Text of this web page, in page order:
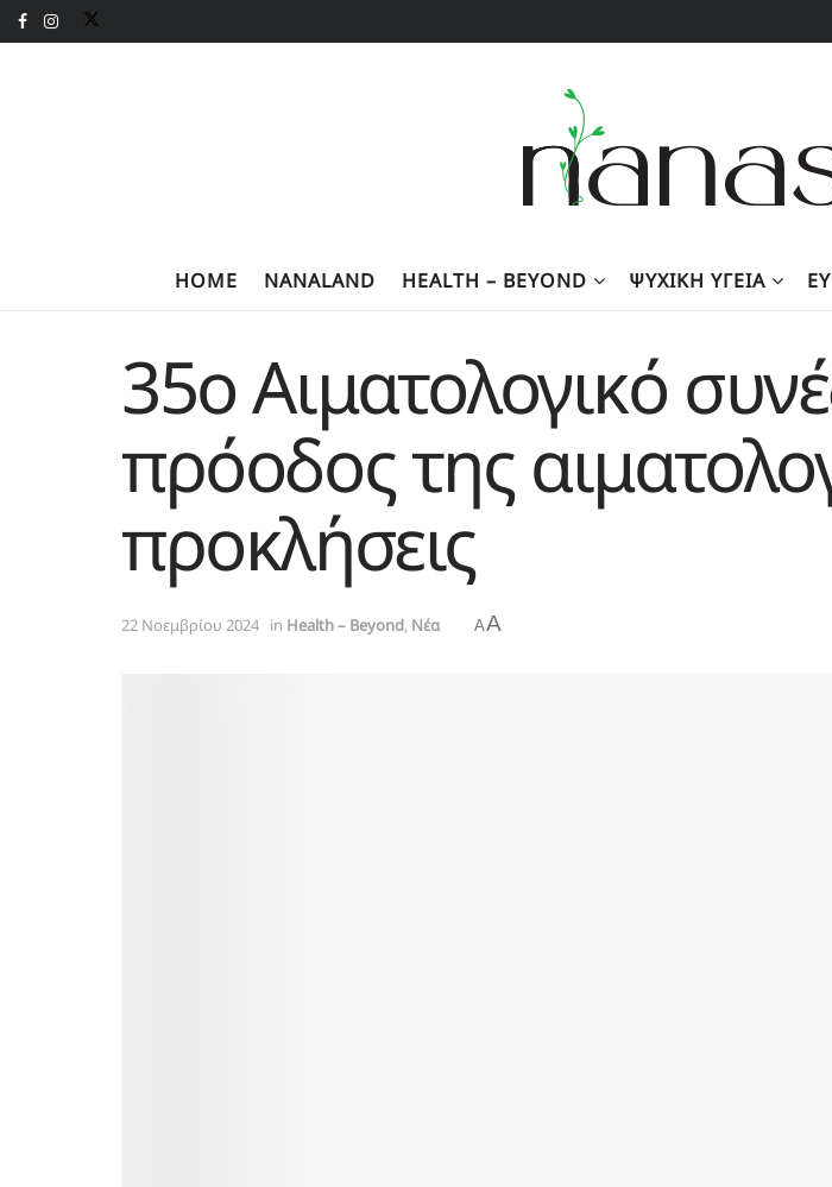
HOME NANALAND HEALTH – BEYOND ΨΥΧΙΚΉ ΥΓΕΊΑ
35ο Αιματολογικό
πρόοδος της
προκλήσεις
22 Νοεμβρίου 2024 in Health – Beyond, Νέα AA